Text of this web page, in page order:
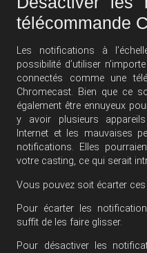
télécommande
Les notifications à
possibilité d’utiliser
connectés comme une
Chromecast. Bien que ce
également être ennuyeux
y avoir plusieurs
Internet et les mauvaises
notifications. Elles
votre casting, ce qui serait
Vous pouvez soit écarter
Pour écarter les
suffit de les faire glisser.
Pour désactiver les